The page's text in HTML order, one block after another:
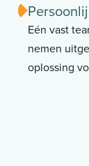
Eén vast
nemen
oplossing